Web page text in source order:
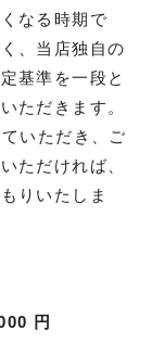
なる時期で
、当店独自の
基準を一段と
ただきます。
いただき、ご
ただければ、
りいたしま
円